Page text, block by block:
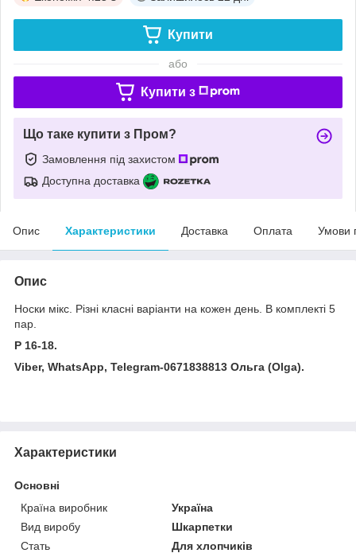
Купити
або
Купити з
Що таке купити з Пром?
Замовлення під захистом
Доступна доставка
Опис Характеристики Доставка Оплата Умови
Опис
Носки мікс. Різні класні варіанти на кожен день. В комплекті 5
пар.
Р 16-18.
Viber, WhatsApp, Telegram-0671838813 Ольга (Olga).
Характеристики
Основні
Країна виробник
Україна
Вид виробу
Шкарпетки
Стать
Для хлопчиків